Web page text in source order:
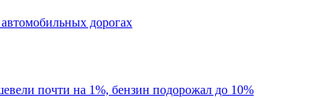
дорогах
почти на 1%, бензин подорожал до 10%